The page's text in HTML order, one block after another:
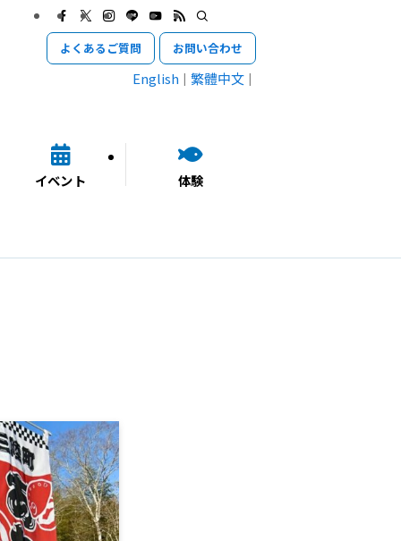
イベント 体験
よくあるご質問 お問い合わせ
English 繁體中文